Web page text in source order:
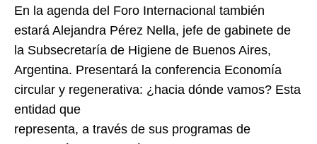
En la agenda del Foro Internacional también
estará Alejandra Pérez Nella, jefe de gabinete de
la Subsecretaría de Higiene de Buenos Aires,
Argentina. Presentará la conferencia Economía
circular y regenerativa: ¿hacia dónde vamos? Esta
entidad que
representa, a través de sus programas de